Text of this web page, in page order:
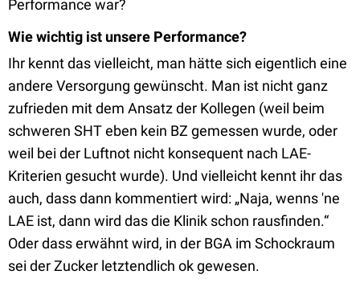
Performance war?
Wie wichtig ist unsere Performance?
Ihr kennt das vielleicht, man hätte sich eigentlich eine
andere Versorgung gewünscht. Man ist nicht ganz
zufrieden mit dem Ansatz der Kollegen (weil beim
schweren SHT eben kein BZ gemessen wurde, oder
weil bei der Luftnot nicht konsequent nach LAE-
Kriterien gesucht wurde). Und vielleicht kennt ihr das
auch, dass dann kommentiert wird: „Naja, wenns 'ne
LAE ist, dann wird das die Klinik schon rausfinden.“
Oder dass erwähnt wird, in der BGA im Schockraum
sei der Zucker letztendlich ok gewesen.